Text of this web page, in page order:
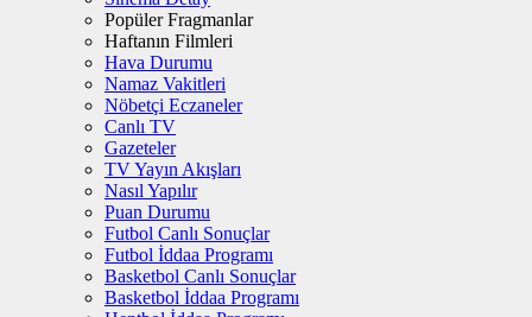
Popüler Fragmanlar
Haftanın Filmleri
Hava Durumu
Namaz Vakitleri
Nöbetçi Eczaneler
Canlı TV
Gazeteler
TV Yayın Akışları
Nasıl Yapılır
Puan Durumu
Futbol Canlı Sonuçlar
Futbol İddaa Programı
Basketbol Canlı Sonuçlar
Basketbol İddaa Programı